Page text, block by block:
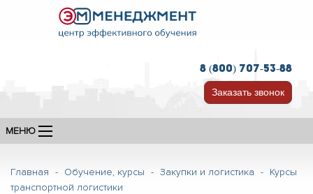
8 (800) 707-53-88
Заказать звонок
МЕНЮ
Главная - Обучение, курсы - Закупки и логистика - Курсы
транспортной логистики